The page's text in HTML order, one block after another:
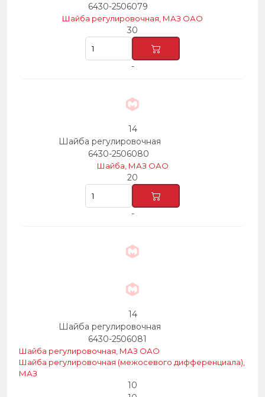
6430-2506079
Шайба регулировочная, МАЗ ОАО
30
-
14
Шайба регулировочная
6430-2506080
Шайба, МАЗ ОАО
20
-
14
Шайба регулировочная
6430-2506081
Шайба регулировочная, МАЗ ОАО
Шайба регулировочная (межосевого дифференциала),
МАЗ
10